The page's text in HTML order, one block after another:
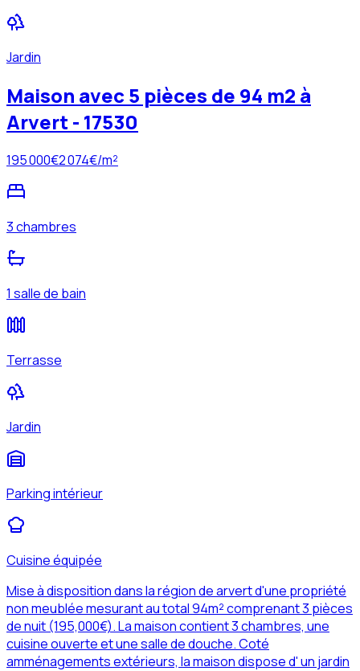
Jardin
Maison avec 5 pièces de 94 m2 à
Arvert - 17530
195 000€2 074€/m²
3 chambres
1 salle de bain
Terrasse
Jardin
Parking intérieur
Cuisine équipée
Mise à disposition dans la région de arvert d'une propriété
non meublée mesurant au total 94m² comprenant 3 pièces
de nuit (195,000€). La maison contient 3 chambres, une
cuisine ouverte et une salle de douche. Coté
amménagements extérieurs, la maison dispose d' un jardin